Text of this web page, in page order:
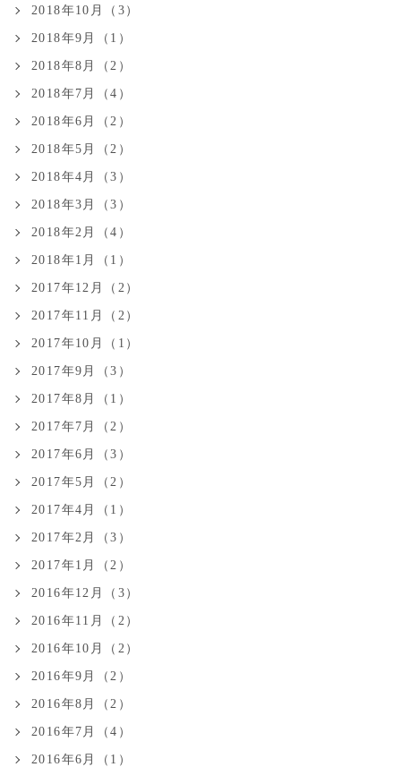
2018年10月（3）
2018年9月（1）
2018年8月（2）
2018年7月（4）
2018年6月（2）
2018年5月（2）
2018年4月（3）
2018年3月（3）
2018年2月（4）
2018年1月（1）
2017年12月（2）
2017年11月（2）
2017年10月（1）
2017年9月（3）
2017年8月（1）
2017年7月（2）
2017年6月（3）
2017年5月（2）
2017年4月（1）
2017年2月（3）
2017年1月（2）
2016年12月（3）
2016年11月（2）
2016年10月（2）
2016年9月（2）
2016年8月（2）
2016年7月（4）
2016年6月（1）